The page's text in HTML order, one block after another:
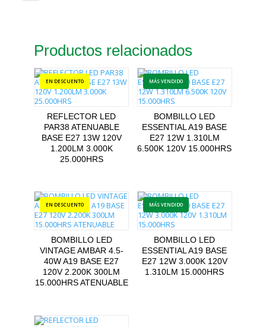
Productos relacionados
REFLECTOR LED
PAR38 ATENUABLE
BASE E27 13W 120V
1.200LM 3.000K
25.000HRS
BOMBILLO LED
ESSENTIAL A19 BASE
E27 12W 1.310LM
6.500K 120V 15.000HRS
BOMBILLO LED
VINTAGE AMBAR 4.5-
40W A19 BASE E27
120V 2.200K 300LM
15.000HRS ATENUABLE
BOMBILLO LED
ESSENTIAL A19 BASE
E27 12W 3.000K 120V
1.310LM 15.000HRS